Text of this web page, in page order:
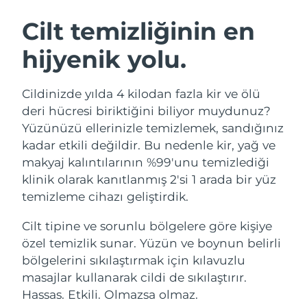
Cilt temizliğinin en
hijyenik yolu.
Cildinizde yılda 4 kilodan fazla kir ve ölü
deri hücresi biriktiğini biliyor muydunuz?
Yüzünüzü ellerinizle temizlemek, sandığınız
kadar etkili değildir. Bu nedenle kir, yağ ve
makyaj kalıntılarının %99'unu temizlediği
klinik olarak kanıtlanmış 2'si 1 arada bir yüz
temizleme cihazı geliştirdik.
Cilt tipine ve sorunlu bölgelere göre kişiye
özel temizlik sunar. Yüzün ve boynun belirli
bölgelerini sıkılaştırmak için kılavuzlu
masajlar kullanarak cildi de sıkılaştırır.
Hassas. Etkili. Olmazsa olmaz.
LUNA™ 4 seti
Anti-aging massage
LUNA™ 4 Plus
Massage, LED heating
LUNA™ 4 Men
For men, anti-aging massage
BEAR™ 2 seti
Microcurrent toning
BEAR™ 2 go
Microcurrent toning on-the-go
BEAR™ 2 eyes & lips
Microcurrent line smoothing device
Nemlendirme
UFO™ 3 seti
Deep facial hydration
UFO™ 3 LED
Near-infrared and red light therapy
device
Ağız bakımı
issa™ 4
Hybrid silicone sonic toothbrush
issa™ 4 plus
Smart hybrid silicone sonic toothbrush
FAQ™ YAŞLANMA KARŞITI BAKIM
Yaşlanma karşıtı LED bakım
NEW
Avusturya Tahmini teslim tarihi
Bahreyn Tahmini teslim tarihi
Belçika Tahmini teslim tarihi8/10/26
Bermuda Tahmini teslim tarihi8/16/26
Bosna-Hersek Tahmini teslim tarihi8/13/26
Brunei Tahmini teslim tarihi
Bulgaristan Tahmini teslim tarihi8/10/26
Kanada Tahmini teslim tarihi
Şili Tahmini teslim tarihi